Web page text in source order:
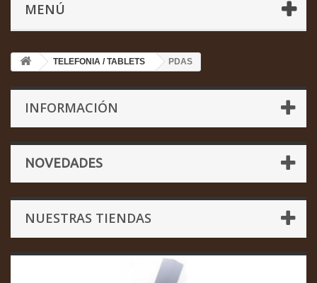
MENÚ
TELEFONIA / TABLETS PDAS
INFORMACIÓN
NOVEDADES
NUESTRAS TIENDAS